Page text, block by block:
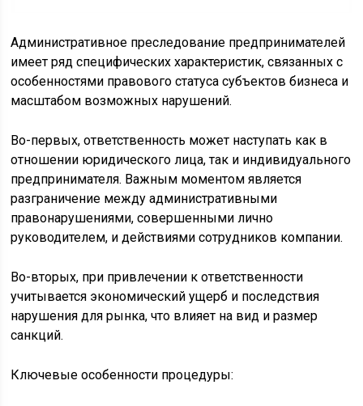
Административное преследование предпринимателей
имеет ряд специфических характеристик, связанных с
особенностями правового статуса субъектов бизнеса и
масштабом возможных нарушений.
Во-первых, ответственность может наступать как в
отношении юридического лица, так и индивидуального
предпринимателя. Важным моментом является
разграничение между административными
правонарушениями, совершенными лично
руководителем, и действиями сотрудников компании.
Во-вторых, при привлечении к ответственности
учитывается экономический ущерб и последствия
нарушения для рынка, что влияет на вид и размер
санкций.
Ключевые особенности процедуры: